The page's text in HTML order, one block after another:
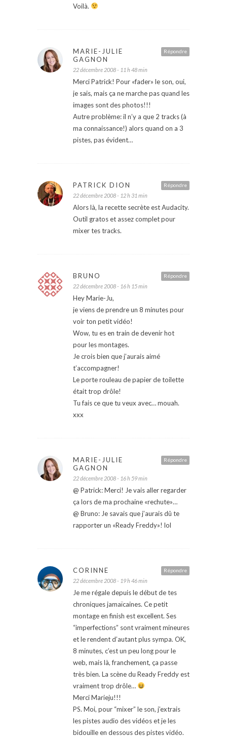
Voilà.
Répondre
MARIE-JULIE
GAGNON
22 décembre 2008 - 11 h 48 min
Merci Patrick! Pour «fader» le son, oui,
je sais, mais ça ne marche pas quand les
images sont des photos!!!
Autre problème: il n’y a que 2 tracks (à
ma connaissance!) alors quand on a 3
pistes, pas évident…
Répondre
PATRICK DION
22 décembre 2008 - 12 h 31 min
Alors là, la recette secrète est Audacity.
Outil gratos et assez complet pour
mixer tes tracks.
Répondre
BRUNO
22 décembre 2008 - 16 h 15 min
Hey Marie-Ju,
je viens de prendre un 8 minutes pour
voir ton petit vidéo!
Wow, tu es en train de devenir hot
pour les montages.
Je crois bien que j’aurais aimé
t’accompagner!
Le porte rouleau de papier de toilette
était trop drôle!
Tu fais ce que tu veux avec… mouah.
xxx
Répondre
MARIE-JULIE
GAGNON
22 décembre 2008 - 16 h 59 min
@ Patrick: Merci! Je vais aller regarder
ça lors de ma prochaine «rechute»…
@ Bruno: Je savais que j’aurais dû te
rapporter un «Ready Freddy»! lol
Répondre
CORINNE
22 décembre 2008 - 19 h 46 min
Je me régale depuis le début de tes
chroniques jamaïcaines. Ce petit
montage en finish est excellent. Ses
“imperfections” sont vraiment mineures
et le rendent d’autant plus sympa. OK,
8 minutes, c’est un peu long pour le
web, mais là, franchement, ça passe
très bien. La scène du Ready Freddy est
vraiment trop drôle…
Merci Marieju!!!
PS. Moi, pour “mixer” le son, j’extrais
les pistes audio des vidéos et je les
bidouille en dessous des pistes vidéo.